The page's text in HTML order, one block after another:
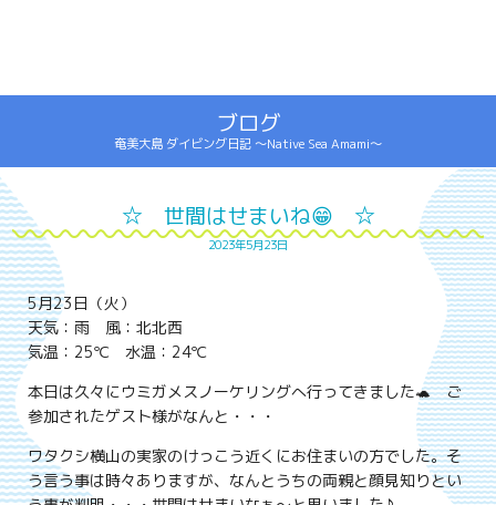
ブログ
奄美大島 ダイビング日記 ～Native Sea Amami～
☆ 世間はせまいね😁 ☆
2023年5月23日
5月23日（火）
天気：雨 風：北北西
気温：25℃ 水温：24℃
本日は久々にウミガメスノーケリングへ行ってきました🐢 ご
参加されたゲスト様がなんと・・・
ワタクシ横山の実家のけっこう近くにお住まいの方でした。そ
う言う事は時々ありますが、なんとうちの両親と顔見知りとい